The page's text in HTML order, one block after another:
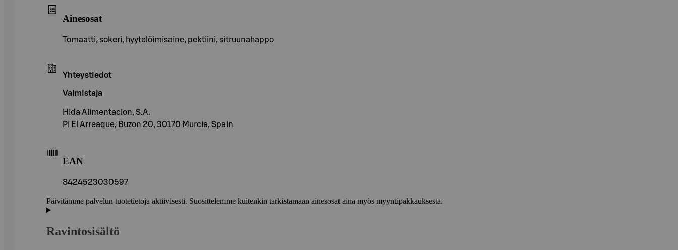
Ainesosat
Tomaatti, sokeri, hyytelöimisaine, pektiini, sitruunahappo
Yhteystiedot
Valmistaja
Hida Alimentacion, S.A.
Pi El Arreaque, Buzon 20, 30170 Murcia, Spain
EAN
8424523030597
Päivitämme palvelun tuotetietoja aktiivisesti. Suosittelemme kuitenkin tarkistamaan ainesosat aina myös myyntipakkauksesta.
Ravintosisältö